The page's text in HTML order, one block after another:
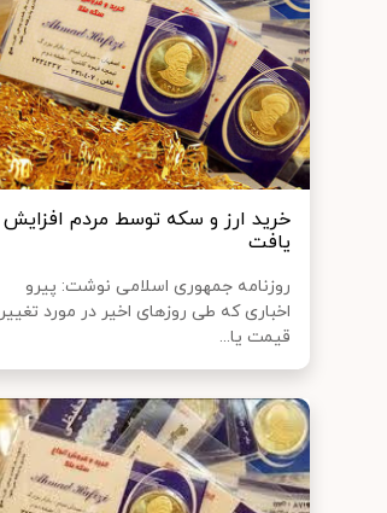
خرید ارز و سکه توسط مردم افزایش
یافت
روزنامه جمهوری اسلامی نوشت: پیرو
اخباری که طی روزهای اخیر در مورد تغییر
قیمت یا...